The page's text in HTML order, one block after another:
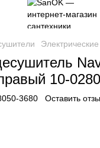
10-
3680 Оставить